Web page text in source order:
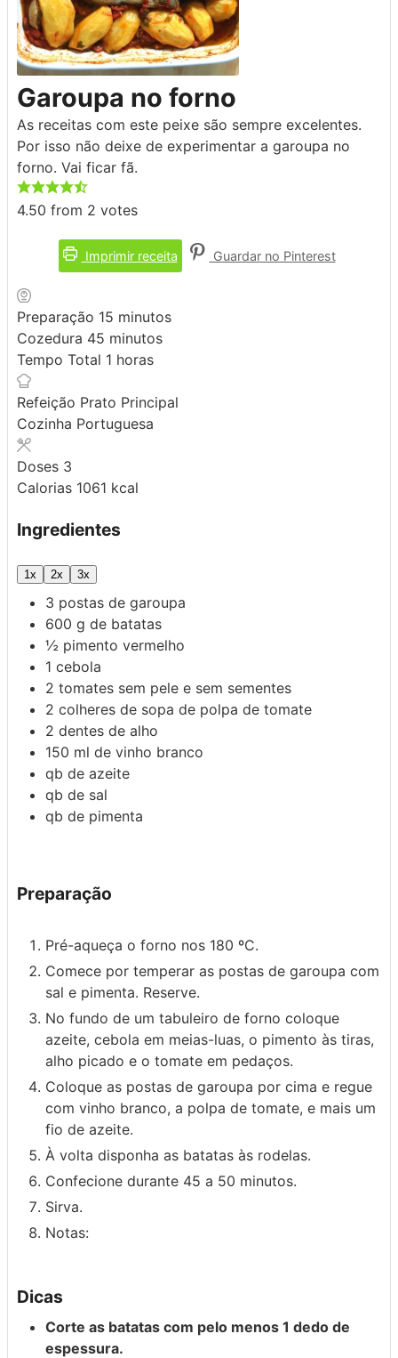
Garoupa no forno
As receitas com este peixe são sempre excelentes.
Por isso não deixe de experimentar a garoupa no
forno. Vai ficar fã.
4.50 from 2 votes
Imprimir receita Guardar no Pinterest
Preparação 15 minutos
minutos
Cozedura 45 minutos
minutos
Tempo Total 1 hora
horas
Refeição Prato Principal
Cozinha Portuguesa
Doses 3
Calorias 1061 kcal
Ingredientes
1x 2x 3x
3 postas de garoupa
600 g de batatas
½ pimento vermelho
1 cebola
2 tomates sem pele e sem sementes
2 colheres de sopa de polpa de tomate
2 dentes de alho
150 ml de vinho branco
qb de azeite
qb de sal
qb de pimenta
Preparação
Pré-aqueça o forno nos 180 ºC.
Comece por temperar as postas de garoupa com
sal e pimenta. Reserve.
No fundo de um tabuleiro de forno coloque
azeite, cebola em meias-luas, o pimento às tiras,
alho picado e o tomate em pedaços.
Coloque as postas de garoupa por cima e regue
com vinho branco, a polpa de tomate, e mais um
fio de azeite.
À volta disponha as batatas às rodelas.
Confecione durante 45 a 50 minutos.
Sirva.
Notas:
Dicas
Corte as batatas com pelo menos 1 dedo de
espessura.